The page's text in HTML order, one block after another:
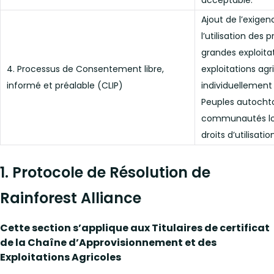
4. Processus de Consentement libre,
informé et préalable (CLIP)
Ajout de
l’utilisation des
grandes
exploitations
Peuples
communautés
droits
1. Protocole de Résolution de
Rainforest Alliance
Cette section s’applique aux Titulaires de certificat
de la Chaîne d’Approvisionnement et des
Exploitations Agricoles